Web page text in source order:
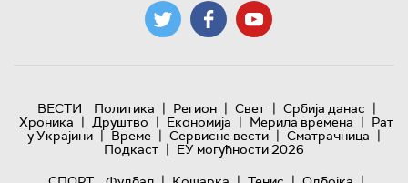
ВЕСТИ Политика | Регион | Свет | Србија данас |
Хроника | Друштво | Економија | Мерила времена | Рат
у Украјини | Време | Сервисне вести | Сматрачница |
Подкаст | ЕУ могућности 2026